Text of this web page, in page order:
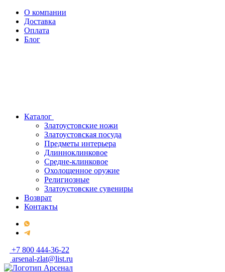
О компании
Доставка
Оплата
Блог
Каталог
Златоустовские ножи
Златоустовская посуда
Предметы интерьера
Длинноклинковое
Средне-клинковое
Охолощенное оружие
Религиозные
Златоустовские сувениры
Возврат
Контакты
+7 800 444-36-22
arsenal-zlat@list.ru